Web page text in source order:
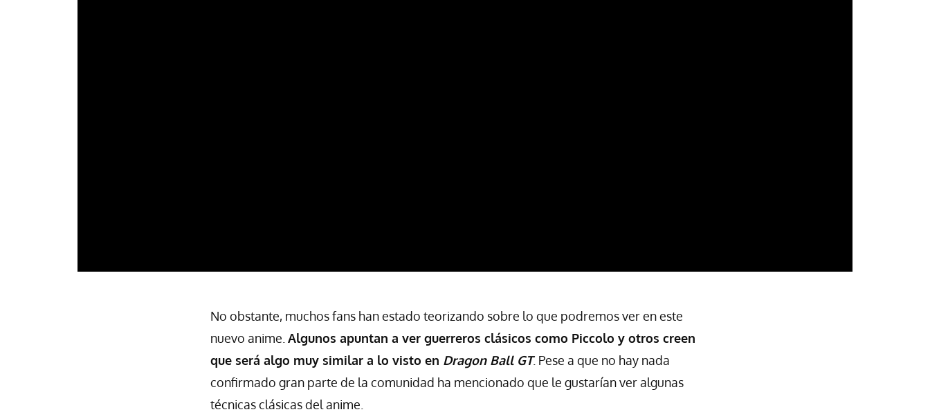
No obstante, muchos fans han estado teorizando sobre lo que podremos ver en este
nuevo anime. Algunos apuntan a ver guerreros clásicos como Piccolo y otros creen
que será algo muy similar a lo visto en Dragon Ball GT. Pese a que no hay nada
confirmado gran parte de la comunidad ha mencionado que le gustarían ver algunas
técnicas clásicas del anime.